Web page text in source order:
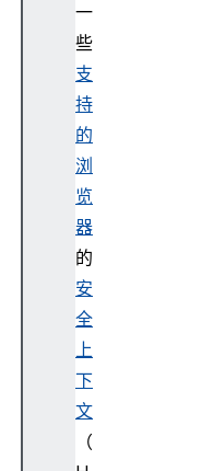
一
些
支
持
的
浏
览
器
的
安
全
上
下
文
（